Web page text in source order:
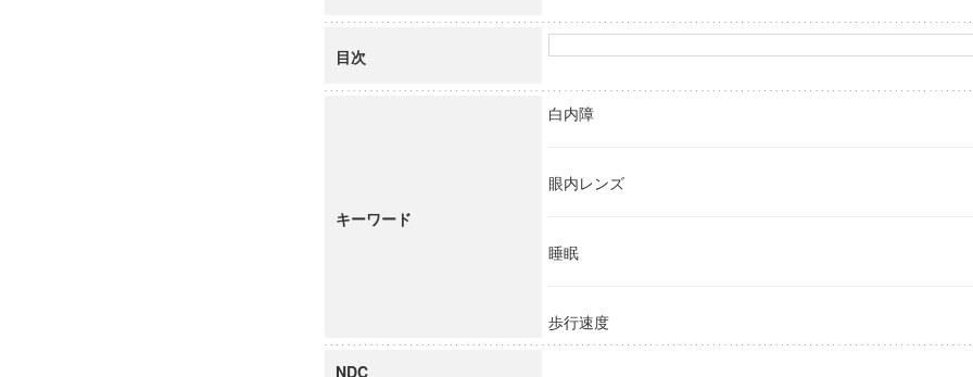
目次
キーワード
白内障
眼内レンズ
睡眠
歩行速度
NDC